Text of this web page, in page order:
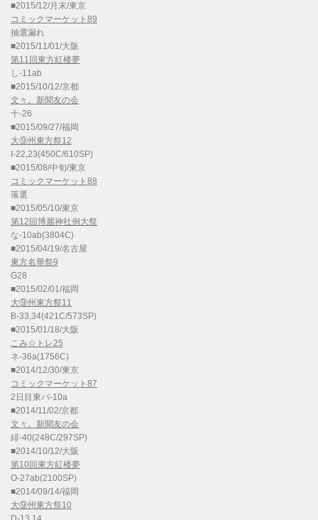
■2015/12/月末/東京
コミックマーケット89
抽選漏れ
■2015/11/01/大阪
第11回東方紅楼夢
し-11ab
■2015/10/12/京都
文々。新聞友の会
十-26
■2015/09/27/福岡
大⑨州東方祭12
I-22,23(450C/610SP)
■2015/08/中旬/東京
コミックマーケット88
落選
■2015/05/10/東京
第12回博麗神社例大祭
な-10ab(3804C)
■2015/04/19/名古屋
東方名華祭9
G28
■2015/02/01/福岡
大⑨州東方祭11
B-33,34(421C/573SP)
■2015/01/18/大阪
こみ☆トレ25
ネ-36a(1756C)
■2014/12/30/東京
コミックマーケット87
2日目東パ-10a
■2014/11/02/京都
文々。新聞友の会
緋-40(248C/297SP)
■2014/10/12/大阪
第10回東方紅楼夢
O-27ab(2100SP)
■2014/09/14/福岡
大⑨州東方祭10